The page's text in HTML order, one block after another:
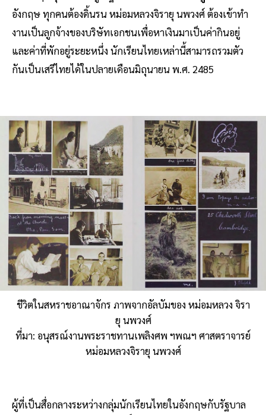
อังกฤษ ทุกคนต้องดิ้นรน หม่อมหลวงจิรายุ นพวงศ์ ต้องเข้าทํา
งานเป็นลูกจ้างของบริษัทเอกชนเพื่อหาเงินมาเป็นค่ากินอยู่
และค่าที่พักอยู่ระยะหนึ่ง นักเรียนไทยเหล่านี้สามารถรวมตัว
กันเป็นเสรีไทยได้ในปลายเดือนมิถุนายน พ.ศ. 2485
ชีวิตในสหราชอาณาจักร ภาพจากอัลบัมของ หม่อมหลวง จิรา
ยุ นพวงศ์
ที่มา: อนุสรณ์งานพระราชทานเพลิงศพ ฯพณฯ ศาสตราจารย์
หม่อมหลวงจิรายุ นพวงศ์
ผู้ที่เป็นสื่อกลางระหว่างกลุ่มนักเรียนไทยในอังกฤษกับรัฐบาล